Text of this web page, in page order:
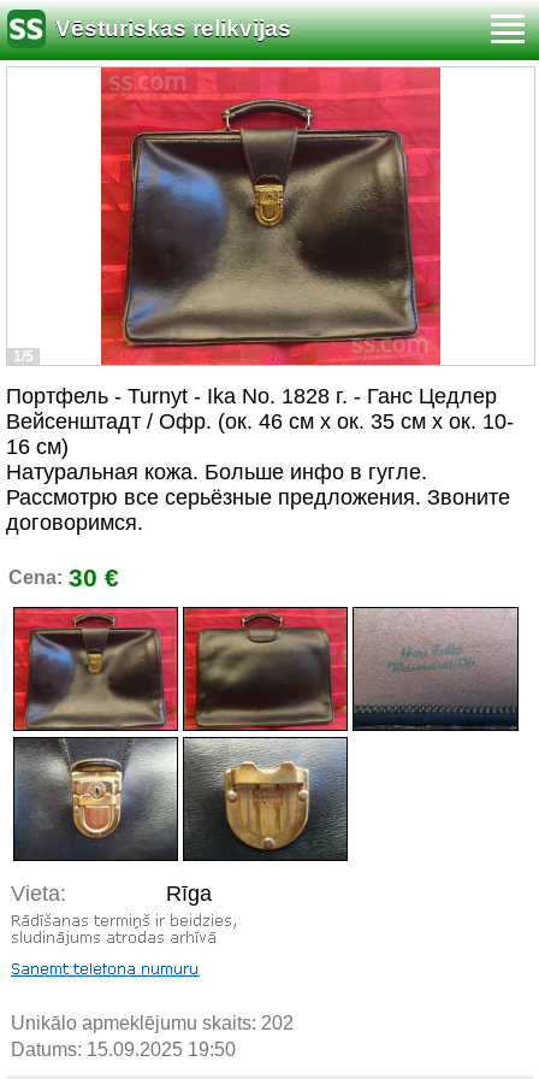
Vēsturiskas relikvijas
1/5
Портфель - Turnyt - Ika No. 1828 г. - Ганс Цедлер
Вейсенштадт / Офр. (ок. 46 см х ок. 35 см х ок. 10-
16 см)
Натуральная кожа. Больше инфо в гугле.
Рассмотрю все серьёзные предложения. Звоните
договоримся.
Cena: 30 €
Vieta: Rīga
Unikālo apmeklējumu skaits: 202
Datums: 15.09.2025 19:50